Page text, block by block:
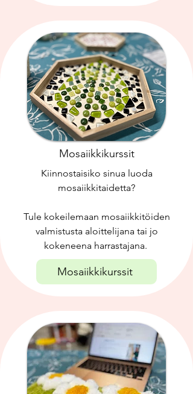
Mosaiikkikurssit
Kiinnostaisiko sinua luoda
mosaiikkitaidetta?
Tule kokeilemaan mosaiikkitöiden
valmistusta aloittelijana tai jo
kokeneena harrastajana.
Mosaiikkikurssit